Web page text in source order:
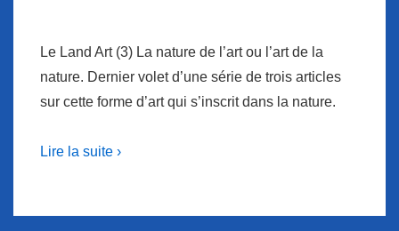
Le Land Art (3) La nature de l’art ou l’art de la
nature. Dernier volet d’une série de trois articles
sur cette forme d’art qui s’inscrit dans la nature.
Lire la suite ›